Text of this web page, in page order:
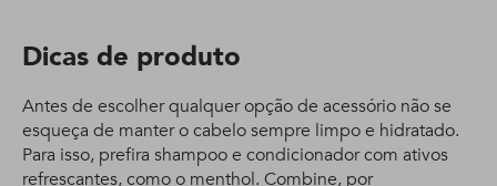
Dicas de produto
Antes de escolher qualquer opção de acessório não se
esqueça de manter o cabelo sempre limpo e hidratado.
Para isso, prefira shampoo e condicionador com ativos
refrescantes, como o menthol. Combine, por